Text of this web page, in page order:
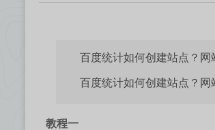
百度统计如何创建站点？
百度统计如何创建站点？
教程一